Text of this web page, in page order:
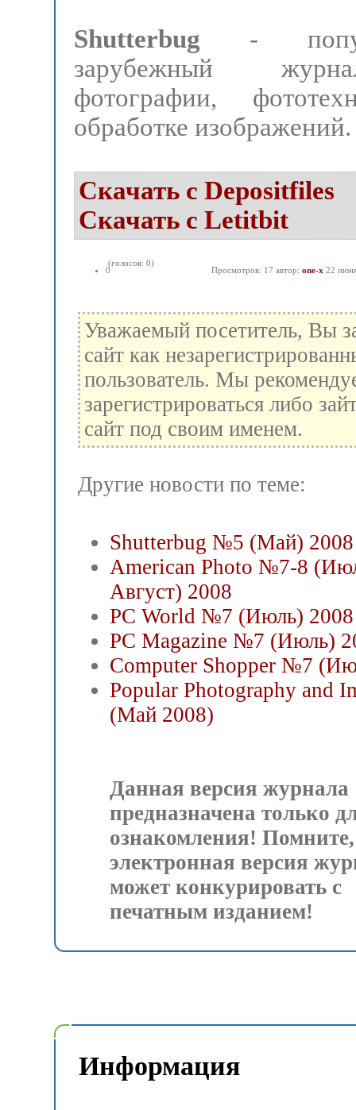
Shutterbug -
зарубежный
фотографии,
обработке изображений.
Скачать с Depositfiles
Скачать с Letitbit
0
(голосов: 0)
Просмотров: 17 автор: one-x 22
Уважаемый посетитель, Вы
сайт как
пользователь. Мы
зарегистрироваться либо
сайт под своим именем.
Другие новости по теме:
Shutterbug №5 (Май) 2008
American Photo №7-8
Август) 2008
PC World №7 (Июль) 2008
PC Magazine №7 (Июль)
Computer Shopper №7
Popular Photography and
(Май 2008)
Данная версия журнала
предназначена только
ознакомления!
электронная версия
может конкурировать с
печатным изданием!
Информация